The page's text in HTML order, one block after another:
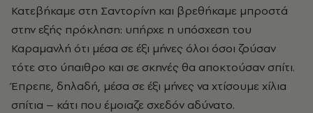
Κατεβήκαμε στη Σαντορίνη και βρεθήκαμε μπροστά
στην εξής πρόκληση: υπήρχε η υπόσχεση του
Καραμανλή ότι μέσα σε έξι μήνες όλοι όσοι ζούσαν
τότε στο ύπαιθρο και σε σκηνές θα αποκτούσαν σπίτι.
Έπρεπε, δηλαδή, μέσα σε έξι μήνες να χτίσουμε χίλια
σπίτια – κάτι που έμοιαζε σχεδόν αδύνατο.